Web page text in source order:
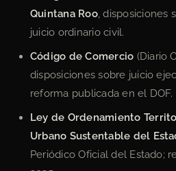
Quintana Roo, disposiciones
juicio ordinario civil.
Código de Comercio (Diario
disposiciones sobre juicio
reforma publicada en el DOF.
Ley de Ordenamiento
Urbano Sustentable del
Periódico Oficial del Estado;